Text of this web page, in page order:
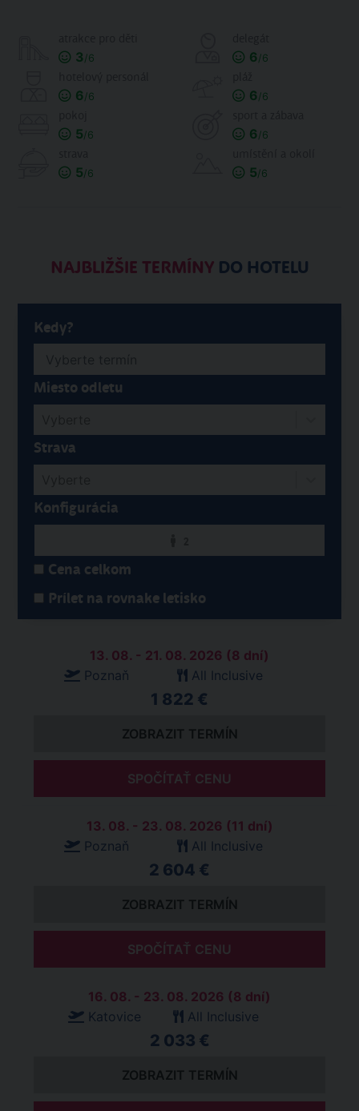
3/6 6/6
6/6 6/6
5/6 6/6
5/6 5/6
NAJBLIŽŠIE TERMÍNYDO HOTELU
Kedy?
Miesto odletu
Strava
Konfigurácia
Cena celkom
Prílet na rovnake letisko
13. 08. - 21. 08. 2026 (8 dní)
Poznaň
All Inclusive
1 822 €
ZOBRAZIT TERMÍN
SPOČÍTAŤ CENU
13. 08. - 23. 08. 2026 (11 dní)
Poznaň
All Inclusive
2 604 €
ZOBRAZIT TERMÍN
SPOČÍTAŤ CENU
16. 08. - 23. 08. 2026 (8 dní)
Katovice
All Inclusive
2 033 €
ZOBRAZIT TERMÍN